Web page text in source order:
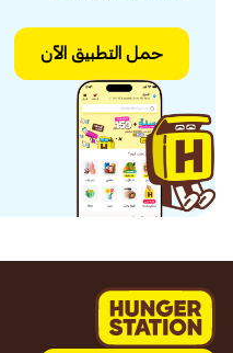
حمل التطبيق الآن